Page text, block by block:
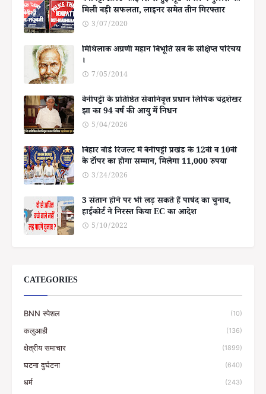
मिली बड़ी सफलता, लाइनर समेत तीन गिरफ्तार
3/07/2020
मिथिलाक अग्रणी महान बिभूति सब के संक्षिप्त परिचय
।
7/05/2014
बेनीपट्टी के प्रतिष्ठित सेवानिवृत्त प्रधान लिपिक चंद्रशेखर
झा का 94 वर्ष की आयु में निधन
5/04/2026
बिहार बोर्ड रिजल्ट में बेनीपट्टी प्रखंड के 12वीं व 10वीं
के टॉपर का होगा सम्मान, मिलेगा 11,000 रुपया
3/24/2026
3 संतान होने पर भी लड़ सकते हैं पार्षद का चुनाव,
हाईकोर्ट ने निरस्त किया EC का आदेश
5/10/2022
CATEGORIES
BNN स्पेशल (10)
कलुआही (136)
क्षेत्रीय समाचार (1899)
घटना दुर्घटना (640)
धर्म (243)